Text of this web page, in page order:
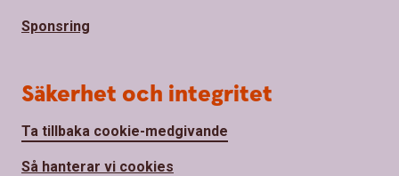
Sponsring
Säkerhet och integritet
Ta tillbaka cookie-medgivande
Så hanterar vi cookies